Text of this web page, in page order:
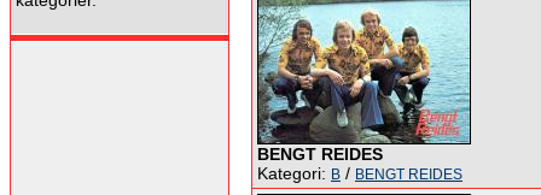
BENGT REIDES
Kategori: B / BENGT REIDES